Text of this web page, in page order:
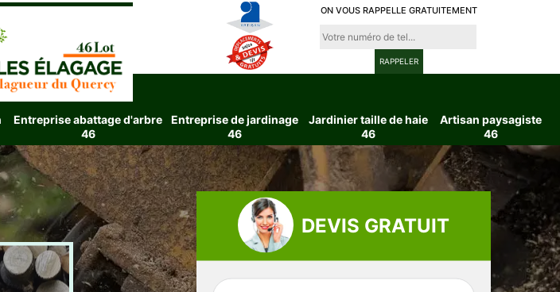
ON VOUS RAPPELLE GRATUITEMENT
Entreprise abattage d'arbre
46
Entreprise de jardinage
46
Jardinier taille de haie
46
Artisan paysagiste
46
DEVIS GRATUIT